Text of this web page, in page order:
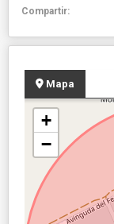
Compartir:
Mapa
+
−